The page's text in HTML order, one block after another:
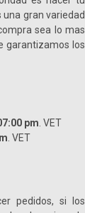
gran variedad
sea lo mas
garantizamos los
pm . VET
. VET
pedidos, si los